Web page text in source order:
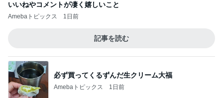
いいねやコメントが凄く嬉しいこと
Amebaトピックス 1日前
記事を読む
必ず買ってくるずんだ生クリーム大福
Amebaトピックス 1日前